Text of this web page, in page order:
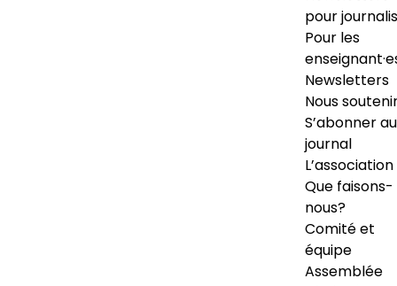
pour
Pour les
Newsletters
Nous
S’abonner au
journal
L’association
Que faisons-
nous?
Comité et
équipe
Assemblée